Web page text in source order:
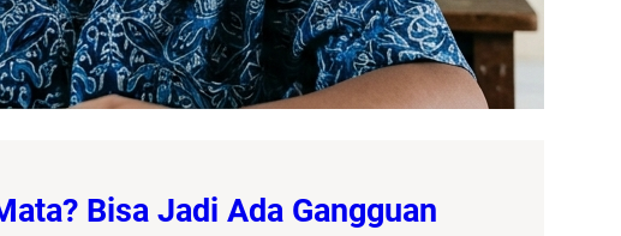
Bisa Jadi Ada Gangguan